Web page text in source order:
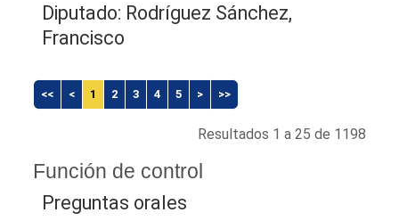
Diputado: Rodríguez Sánchez,
Francisco
<< < 1 2 3 4 5 > >>
Resultados 1 a 25 de 1198
Función de control
Preguntas orales